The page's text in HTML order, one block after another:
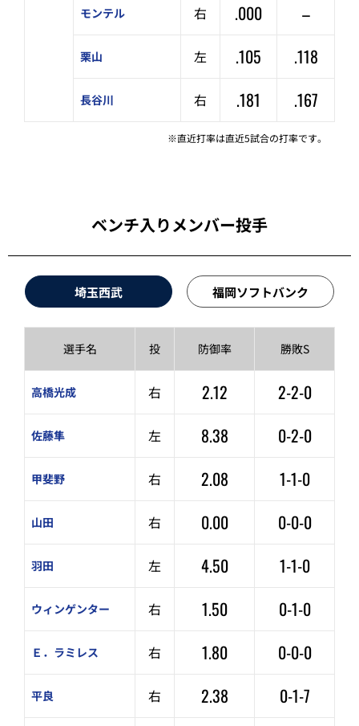
モンテル 右 .000 –
栗山 左 .105 .118
長谷川 右 .181 .167
※直近打率は直近5試合の打率です。
ベンチ入りメンバー投手
埼玉西武 福岡ソフトバンク
選手名 投 防御率 勝敗S
高橋光成 右 2.12 2-2-0
佐藤隼 左 8.38 0-2-0
甲斐野 右 2.08 1-1-0
山田 右 0.00 0-0-0
羽田 左 4.50 1-1-0
ウィンゲンター 右 1.50 0-1-0
Ｅ．ラミレス 右 1.80 0-0-0
平良 右 2.38 0-1-7